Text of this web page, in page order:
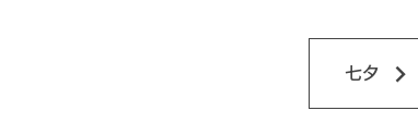
七夕 keyboard_arrow_right